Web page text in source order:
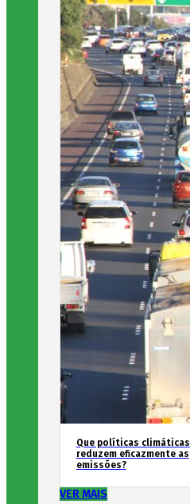
Que políticas climáticas
reduzem eficazmente as
emissões?
VER MAIS